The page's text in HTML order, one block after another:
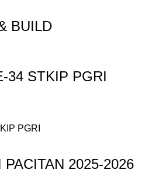
BUILD
34 STKIP PGRI
PGRI
2025-2026